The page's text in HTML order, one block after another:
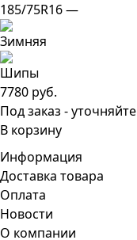
185/75R16 —
7780 руб.
Под заказ - уточняйте
В корзину
Информация
Доставка товара
Оплата
Новости
О компании